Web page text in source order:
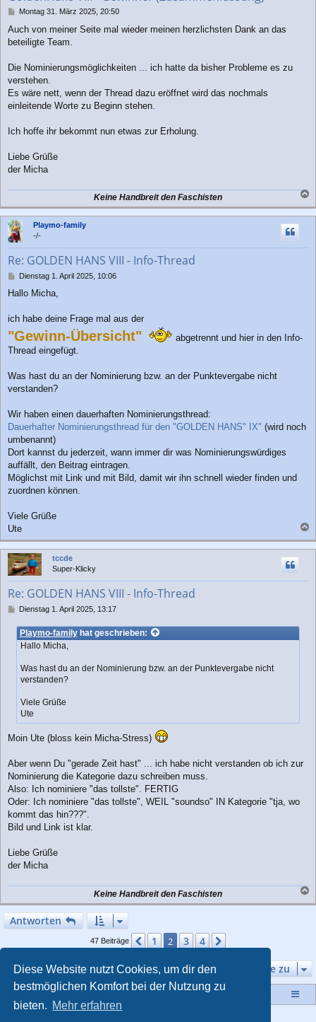
Diese Website nutzt Cookies, um dir den
bestmöglichen Komfort bei der Nutzung zu
bieten. Mehr erfahren
B
i
t
Montag 31. März 2025, 20:50
Auch von meiner Seite mal wieder meinen herzlichsten Dank an das
beteiligte Team.
Die Nominierungsmöglichkeiten ... ich hatte da bisher Probleme es zu
verstehen.
Es wäre nett, wenn der Thread dazu eröffnet wird das nochmals
einleitende Worte zu Beginn stehen.
Ich hoffe ihr bekommt nun etwas zur Erholung.
Liebe Grüße
der Micha
Keine Handbreit den Faschisten
a
c
Playmo-family
-/-
Re: GOLDEN HANS VIII - Info-Thread
B
i
r
g
Dienstag 1. April 2025, 10:06
Hallo Micha,
ich habe deine Frage mal aus der
"Gewinn-Übersicht"
abgetrennt und hier in den Info-
Thread eingefügt.
Was hast du an der Nominierung bzw. an der Punktevergabe nicht
verstanden?
Wir haben einen dauerhaften Nominierungsthread:
Dauerhafter Nominierungsthread für den "GOLDEN HANS" IX" (wird noch
umbenannt)
Dort kannst du jederzeit, wann immer dir was Nominierungswürdiges
auffällt, den Beitrag eintragen.
Möglichst mit Link und mit Bild, damit wir ihn schnell wieder finden und
zuordnen können.
Viele Grüße
Ute
a
c
tccde
Super-Klicky
Re: GOLDEN HANS VIII - Info-Thread
B
i
t
Dienstag 1. April 2025, 13:17
Playmo-familyhat geschrieben:
Hallo Micha,
Was hast du an der Nominierung bzw. an der Punktevergabe nicht
verstanden?
Viele Grüße
Ute
Moin Ute (bloss kein Micha-Stress)
Aber wenn Du "gerade Zeit hast" ... ich habe nicht verstanden ob ich zur
Nominierung die Kategorie dazu schreiben muss.
Also: Ich nominiere "das tollste". FERTIG
Oder: Ich nominiere "das tollste", WEIL "soundso" IN Kategorie "tja, wo
kommt das hin???".
Bild und Link ist klar.
Liebe Grüße
der Micha
Keine Handbreit den Faschisten
a
Antworten
47 Beiträge Vorherige
1 2 3 4
Gehe zu
Startseite